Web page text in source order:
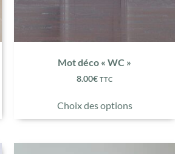
Mot déco « WC »
8.00€ TTC
Choix des options